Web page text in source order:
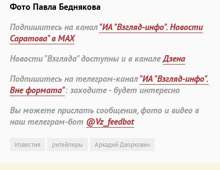
Фото Павла Беднякова
Подпишитесь на канал"ИА "Взгляд-инфо". Новости
Саратова" в MAX
Новости "Взгляда" доступны и в каналеДзена
Подпишитесь на телеграм-канал"ИА "Взгляд-инфо".
Вне формата": заходите - будет интересно
Вы можете прислать сообщения, фото и видео в
наш телеграм-бот @Vz_feedbot
Известия ритейлеры Аркадий Дворкович